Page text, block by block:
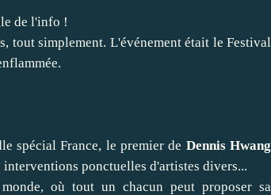
de l'info !
tout simplement. L'événement était le Festival
spécial France, le premier de Dennis Hwang
ponctuelles d'artistes divers...
où tout un chacun peut proposer sa